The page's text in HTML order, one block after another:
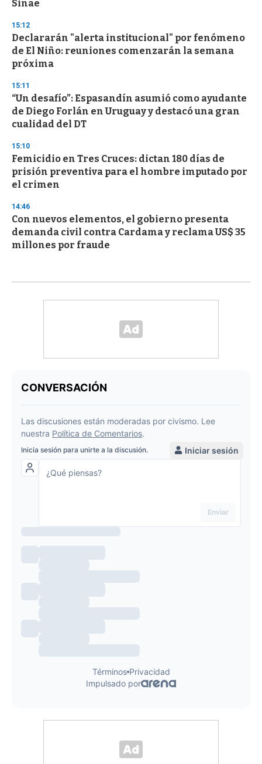
Sinae
15:12
Declararán "alerta institucional" por fenómeno
de El Niño: reuniones comenzarán la semana
próxima
15:11
“Un desafío”: Espasandín asumió como ayudante
de Diego Forlán en Uruguay y destacó una gran
cualidad del DT
15:10
Femicidio en Tres Cruces: dictan 180 días de
prisión preventiva para el hombre imputado por
el crimen
14:46
Con nuevos elementos, el gobierno presenta
demanda civil contra Cardama y reclama US$ 35
millones por fraude